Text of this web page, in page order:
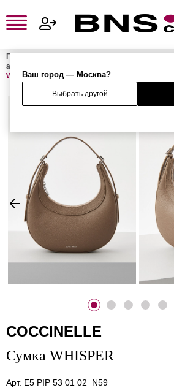
Ваш город — Москва?
Выбрать другой
Главная
аксессуары
WHISPER
COCCINELLE
Сумка WHISPER
Арт. E5 PIP 53 01 02_N59